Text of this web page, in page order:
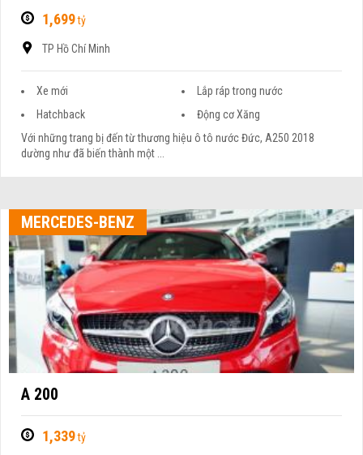
1,699tỷ
TP Hồ Chí Minh
Xe mới
Lắp ráp trong nước
Hatchback
Động cơ Xăng
Với những trang bị đến từ thương hiệu ô tô nước Đức, A250 2018
dường như đã biến thành một ...
MERCEDES-BENZ
A 200
1,339tỷ